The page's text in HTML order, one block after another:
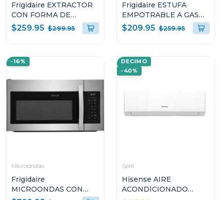
Frigidaire EXTRACTOR
CON FORMA DE
CAMPANA DE 36" PARA
PARED L904EXI
$259.95 $299.95
Frigidaire ESTUFA
EMPOTRABLE A GAS
DE 30" CON 5
QUEMADORES
$209.95 $259.95
-16%
Microondas
Frigidaire
MICROONDAS CON
DECIMO
-40%
Split
Hisense AIRE
ACONDICIONADO